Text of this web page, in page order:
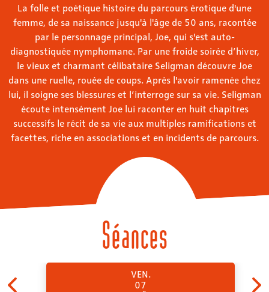
La folle et poétique histoire du parcours érotique d'une
femme, de sa naissance jusqu'à l'âge de 50 ans, racontée
par le personnage principal, Joe, qui s'est auto-
diagnostiquée nymphomane. Par une froide soirée d’hiver,
le vieux et charmant célibataire Seligman découvre Joe
dans une ruelle, rouée de coups. Après l'avoir ramenée chez
lui, il soigne ses blessures et l’interroge sur sa vie. Seligman
écoute intensément Joe lui raconter en huit chapitres
successifs le récit de sa vie aux multiples ramifications et
facettes, riche en associations et en incidents de parcours.
Séances
VEN.
07